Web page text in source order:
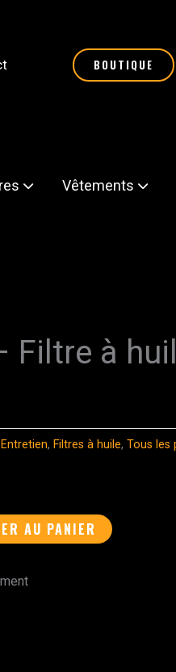
BOUTIQUE
Vêtements
Filtre à
Entretien, Filtres à huile, Tous les
AU PANIER